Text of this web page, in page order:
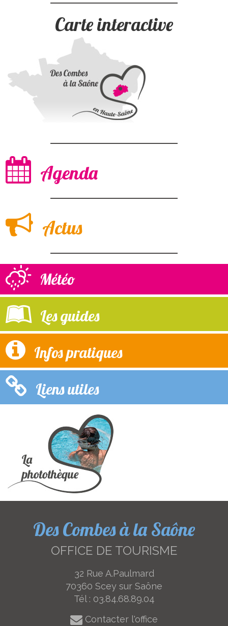
Carte interactive
Agenda
Actus
Météo
Les guides
Infos pratiques
Liens utiles
Des Combes à la Saône
OFFICE DE TOURISME
32 Rue A.Paulmard
70360 Scey sur Saône
Tél : 03.84.68.89.04
Contacter l'office